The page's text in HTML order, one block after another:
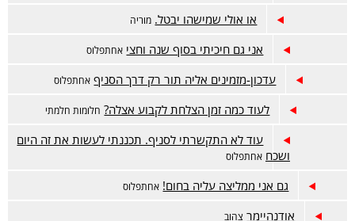
או אולי שמישהו יבטל. מוריה
אני גם חיכיתי בסוף שנה וחצי אחתפלוס
עדכון-מזמינים אליה תור רק דרך הסניף אחתפלוס
לעוד כמה זמן הצלחת לקבוע אצלה? חלומות חלמתי
עוד לא התקשרתי לסניף. תכננתי לעשות את זה היום
ושכח אחתפלוס
גם אני ממליצה עליה בחום! אחתפלוס
אודנהיימר צהוב